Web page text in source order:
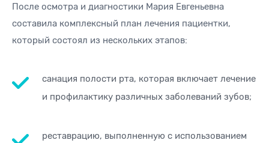
После осмотра и диагностики Мария Евгеньевна
составила комплексный план лечения пациентки,
который состоял из нескольких этапов:
санация полости рта, которая включает лечение
и профилактику различных заболеваний зубов;
реставрацию, выполненную с использованием